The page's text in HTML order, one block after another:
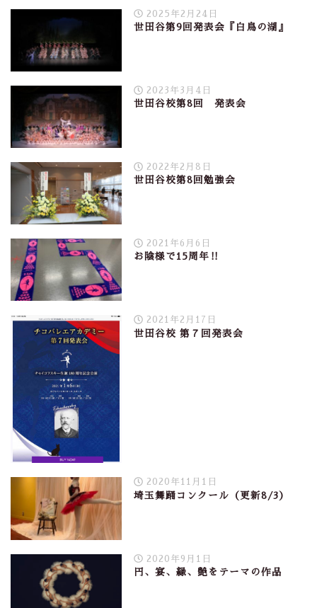
2025年2月24日
世田谷第9回発表会『白鳥の湖』
2023年3月4日
世田谷校第8回 発表会
2022年2月8日
世田谷校第8回勉強会
2021年6月6日
お陰様で15周年‼︎
2021年2月17日
世田谷校 第７回発表会
2020年11月1日
埼玉舞踊コンクール（更新8/3）
2020年9月1日
円、宴、縁、艶をテーマの作品